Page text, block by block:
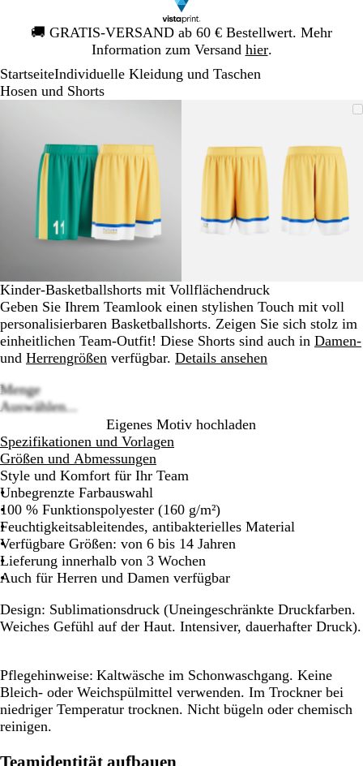
🚚 GRATIS-VERSAND ab 60 € Bestellwert. Mehr
Information zum Versand hier.
Galeriebild
1
StartseiteIndividuelle Kleidung und Taschen
Hosen und Shorts
Minimum
Vergrößern
die
Tasten
+
und
-
zum
Zoomen
die
Pfeiltasten
zum
Schwenken.
Vergrößer-/
Minimum
Vergrößern
Tasten
und
zum
zum
Schwenken.
Kinder-Basketballshorts mit Vollflächendruck
Geben Sie Ihrem Teamlook einen stylishen Touch mit voll
personalisierbaren Basketballshorts. Zeigen Sie sich stolz im
einheitlichen Team-Outfit! Diese Shorts sind auch in Damen-
und Herrengrößen verfügbar. Details ansehen
options
Menge
Auswählen...
Eigenes Motiv hochladen
Spezifikationen und Vorlagen
Größen und Abmessungen
Style und Komfort für Ihr Team
Unbegrenzte Farbauswahl
100 % Funktionspolyester (160 g/m²)
Feuchtigkeitsableitendes, antibakterielles Material
Verfügbare Größen: von 6 bis 14 Jahren
Lieferung innerhalb von 3 Wochen
Auch für Herren und Damen verfügbar
Design: Sublimationsdruck (Uneingeschränkte Druckfarben.
Weiches Gefühl auf der Haut. Intensiver, dauerhafter Druck).
Pflegehinweise: Kaltwäsche im Schonwaschgang. Keine
Bleich- oder Weichspülmittel verwenden. Im Trockner bei
niedriger Temperatur trocknen. Nicht bügeln oder chemisch
reinigen.